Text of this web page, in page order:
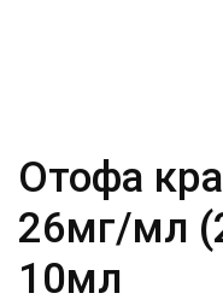
Отофа
26мг/мл
10мл